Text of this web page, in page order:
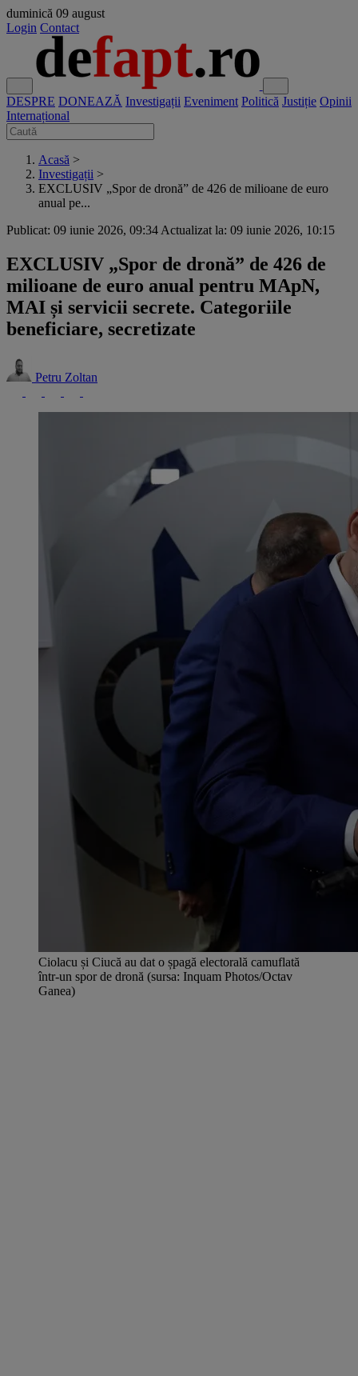
duminică 09 august
Login Contact
DESPRE DONEAZĂ Investigații Eveniment Politică Justiție Opinii
Internațional
Acasă >
Investigații >
EXCLUSIV „Spor de dronă” de 426 de milioane de euro
anual pe...
Publicat: 09 iunie 2026, 09:34 Actualizat la: 09 iunie 2026, 10:15
EXCLUSIV „Spor de dronă” de 426 de
milioane de euro anual pentru MApN,
MAI și servicii secrete. Categoriile
beneficiare, secretizate
Petru Zoltan
Ciolacu și Ciucă au dat o șpagă electorală camuflată
într-un spor de dronă (sursa: Inquam Photos/Octav
Ganea)